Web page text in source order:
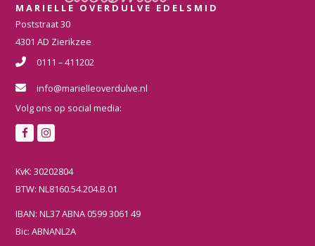
MARIELLE OVERDULVE EDELSMID
Poststraat 30
4301 AD Zierikzee
0111 – 411202
info@marielleoverdulve.nl
Volg ons op social media:
F
c
e
o
o
s
t
g
r
KvK: 30202804
BTW: NL8160.54.204.B.01
IBAN: NL37 ABNA 0599 3061 49
Bic: ABNANL2A